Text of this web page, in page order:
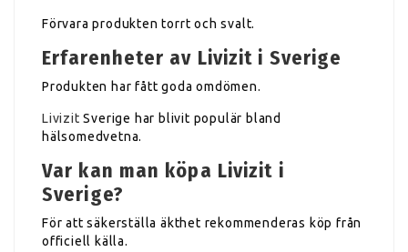
Förvara produkten torrt och svalt.
Erfarenheter av Livizit i Sverige
Produkten har fått goda omdömen.
Livizit Sverige har blivit populär bland
hälsomedvetna.
Var kan man köpa Livizit i
Sverige?
För att säkerställa äkthet rekommenderas köp från
officiell källa.